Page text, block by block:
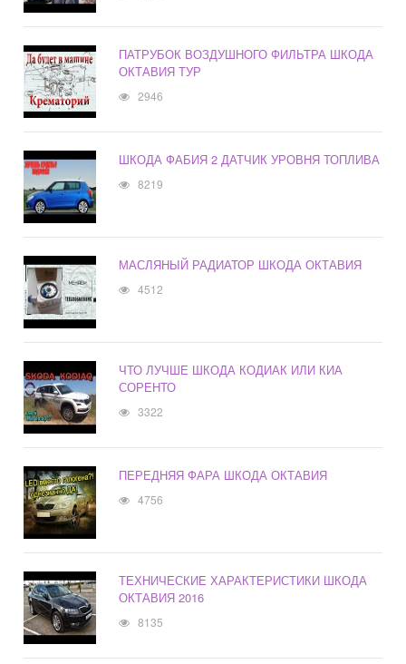
ПАТРУБОК ВОЗДУШНОГО ФИЛЬТРА ШКОДА
ОКТАВИЯ ТУР
2946
ШКОДА ФАБИЯ 2 ДАТЧИК УРОВНЯ ТОПЛИВА
8219
МАСЛЯНЫЙ РАДИАТОР ШКОДА ОКТАВИЯ
4512
ЧТО ЛУЧШЕ ШКОДА КОДИАК ИЛИ КИА
СОРЕНТО
3322
ПЕРЕДНЯЯ ФАРА ШКОДА ОКТАВИЯ
4756
ТЕХНИЧЕСКИЕ ХАРАКТЕРИСТИКИ ШКОДА
ОКТАВИЯ 2016
8135